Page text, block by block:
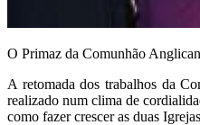
O Primaz da Comunhão
A retomada dos trabalhos da
realizado num clima de
como fazer crescer as duas